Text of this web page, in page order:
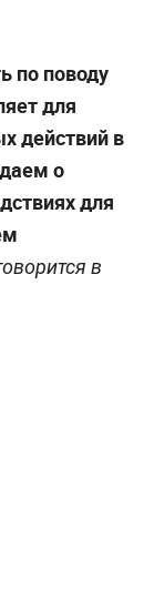
по поводу
для
действий в
о
для
в